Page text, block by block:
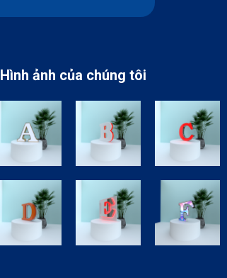
Hình ảnh của chúng tôi